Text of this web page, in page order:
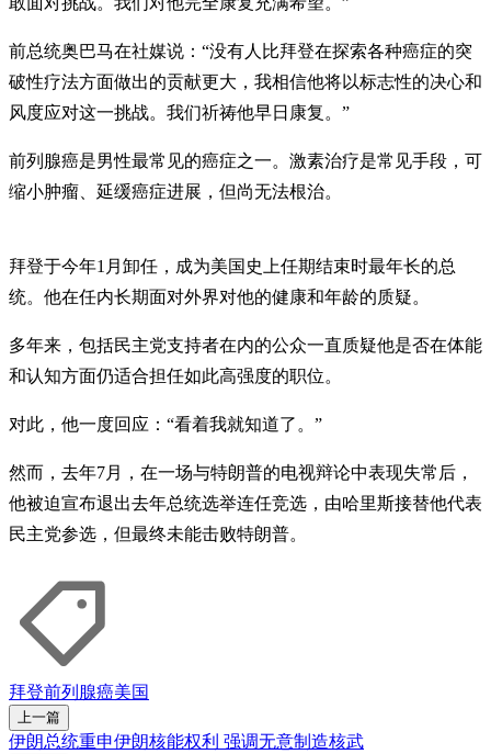
前总统奥巴马在社媒说：“没有人比拜登在探索各种癌症的突
破性疗法方面做出的贡献更大，我相信他将以标志性的决心和
风度应对这一挑战。我们祈祷他早日康复。”
前列腺癌是男性最常见的癌症之一。激素治疗是常见手段，可
缩小肿瘤、延缓癌症进展，但尚无法根治。
拜登于今年1月卸任，成为美国史上任期结束时最年长的总
统。他在任内长期面对外界对他的健康和年龄的质疑。
多年来，包括民主党支持者在内的公众一直质疑他是否在体能
和认知方面仍适合担任如此高强度的职位。
对此，他一度回应：“看着我就知道了。”
然而，去年7月，在一场与特朗普的电视辩论中表现失常后，
他被迫宣布退出去年总统选举连任竞选，由哈里斯接替他代表
民主党参选，但最终未能击败特朗普。
拜登前列腺癌美国
上一篇
伊朗总统重申伊朗核能权利 强调无意制造核武